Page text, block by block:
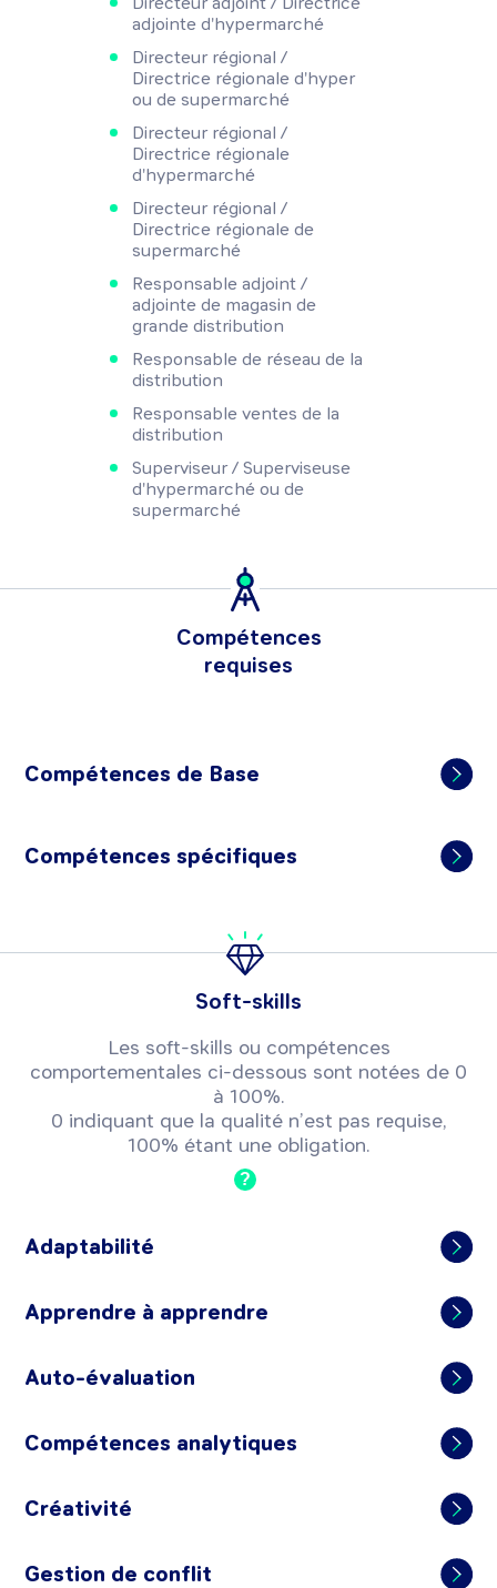
adjointe d'hypermarché
Directeur régional /
Directrice régionale d'hyper
ou de supermarché
Directeur régional /
Directrice régionale
d'hypermarché
Directeur régional /
Directrice régionale de
supermarché
Responsable adjoint /
adjointe de magasin de
grande distribution
Responsable de réseau de la
distribution
Responsable ventes de la
distribution
Superviseur / Superviseuse
d'hypermarché ou de
supermarché
Compétences
requises
Compétences de Base
Compétences spécifiques
Soft-skills
Les soft-skills ou compétences
comportementales ci-dessous sont notées de 0
à 100%.
0 indiquant que la qualité n’est pas requise,
100% étant une obligation.
?
Adaptabilité
Apprendre à apprendre
Auto-évaluation
Compétences analytiques
Créativité
Gestion de conflit